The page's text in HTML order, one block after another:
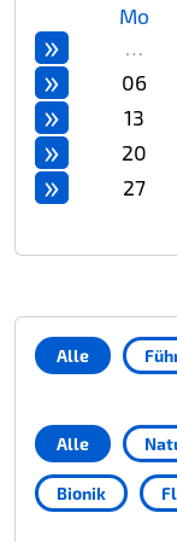
Mo
» …
» 06
» 13
» 20
» 27
Alle
Alle
Bionik